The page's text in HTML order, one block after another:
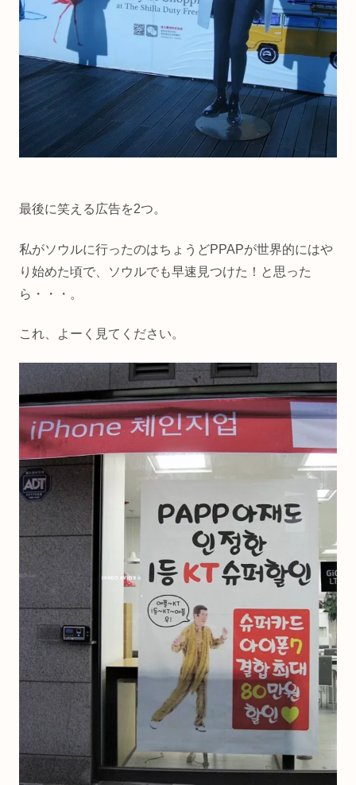
最後に笑える広告を2つ。
私がソウルに行ったのはちょうどPPAPが世界的にはや
り始めた頃で、ソウルでも早速見つけた！と思った
ら・・・。
これ、よーく見てください。